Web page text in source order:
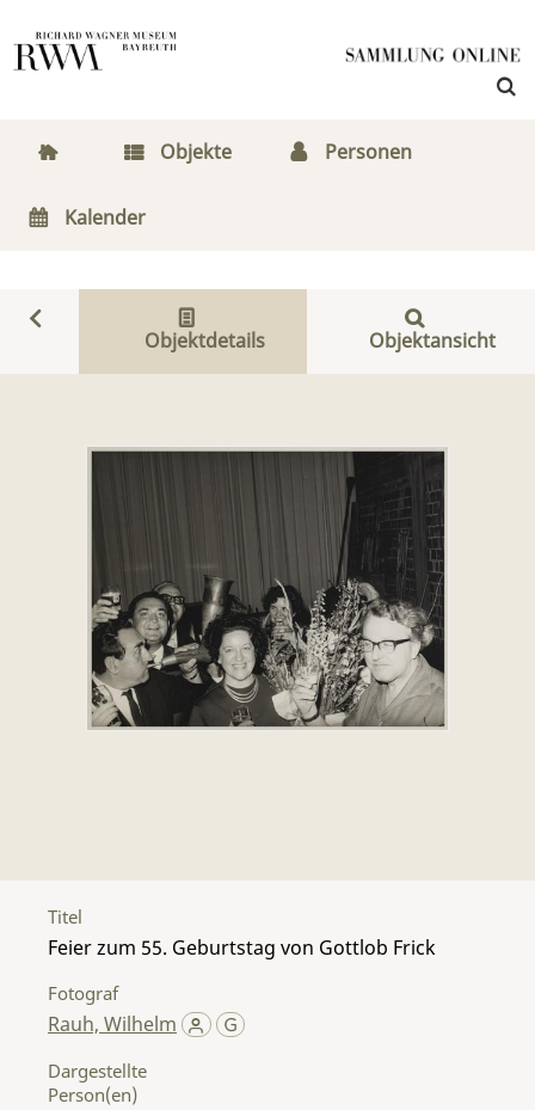
Objekte Personen
Kalender
Objektdetails Objektansicht
Titel
Feier zum 55. Geburtstag von Gottlob Frick
Fotograf
Rauh, Wilhelm
Dargestellte
Person(en)